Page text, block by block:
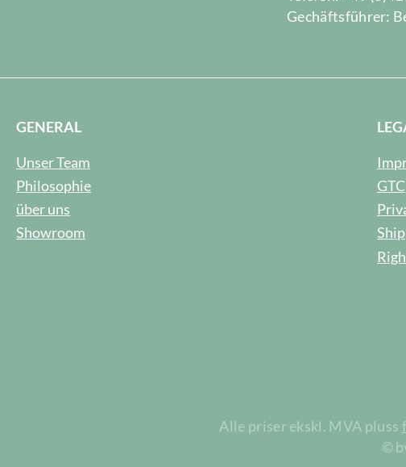
Gechäftsführer:
GENERAL
Unser Team
Philosophie
über uns
Showroom
GTC
Alle priser ekskl. MVA pluss
©